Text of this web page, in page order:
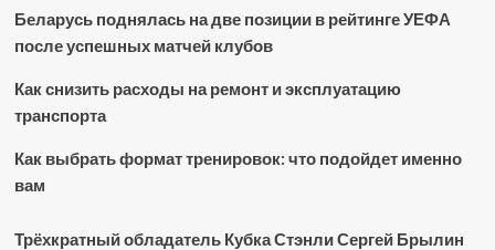
Беларусь поднялась на две позиции в рейтинге УЕФА
после успешных матчей клубов
Как снизить расходы на ремонт и эксплуатацию
транспорта
Как выбрать формат тренировок: что подойдет именно
вам
Трёхкратный обладатель Кубка Стэнли Сергей Брылин